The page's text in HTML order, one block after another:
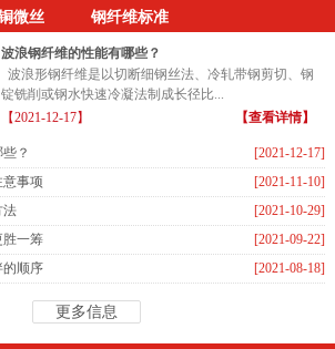
微丝 钢纤维标准
波浪钢纤维的性能有哪些？
波浪形钢纤维是以切断细钢丝法、冷轧带钢剪切、钢
锭铣削或钢水快速冷凝法制成长径比...
【2021-12-17】
【查看详情】
[2021-12-17]
？
[2021-11-10]
事项
[2021-10-29]
法
[2021-09-22]
胜一筹
[2021-08-18]
的顺序
更多信息